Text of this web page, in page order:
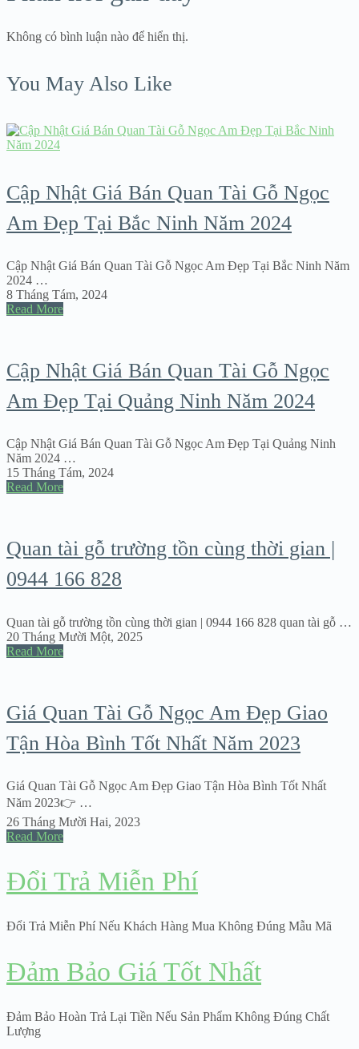
Không có bình luận nào để hiển thị.
You May Also Like
Cập Nhật Giá Bán Quan Tài Gỗ Ngọc
Am Đẹp Tại Bắc Ninh Năm 2024
Cập Nhật Giá Bán Quan Tài Gỗ Ngọc Am Đẹp Tại Bắc Ninh Năm
2024 …
8 Tháng Tám, 2024
Read More
Cập Nhật Giá Bán Quan Tài Gỗ Ngọc
Am Đẹp Tại Quảng Ninh Năm 2024
Cập Nhật Giá Bán Quan Tài Gỗ Ngọc Am Đẹp Tại Quảng Ninh
Năm 2024 …
15 Tháng Tám, 2024
Read More
Quan tài gỗ trường tồn cùng thời gian |
0944 166 828
Quan tài gỗ trường tồn cùng thời gian | 0944 166 828 quan tài gỗ …
20 Tháng Mười Một, 2025
Read More
Giá Quan Tài Gỗ Ngọc Am Đẹp Giao
Tận Hòa Bình Tốt Nhất Năm 2023
Giá Quan Tài Gỗ Ngọc Am Đẹp Giao Tận Hòa Bình Tốt Nhất
Năm 2023👉 …
26 Tháng Mười Hai, 2023
Read More
Đổi Trả Miễn Phí
Đổi Trả Miễn Phí Nếu Khách Hàng Mua Không Đúng Mẫu Mã
Đảm Bảo Giá Tốt Nhất
Đảm Bảo Hoàn Trả Lại Tiền Nếu Sản Phẩm Không Đúng Chất
Lượng